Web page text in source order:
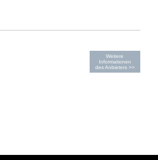
Weitere
Informationen
des Anbieters >>